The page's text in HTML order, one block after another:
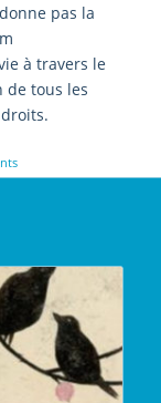
pas la
à travers le
de tous les